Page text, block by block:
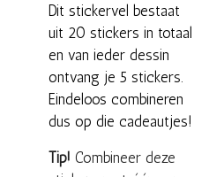
Dit stickervel bestaat
uit 20 stickers in totaal
en van ieder dessin
ontvang je 5 stickers.
Eindeloos combineren
dus op die cadeautjes!
Tip! Combineer deze